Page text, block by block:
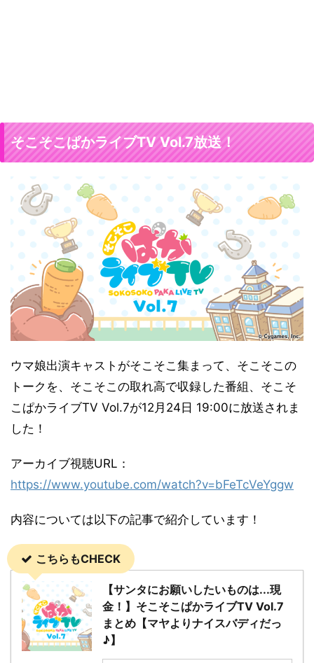
そこそこぱかライブTV Vol.7放送！
ウマ娘出演キャストがそこそこ集まって、そこそこの
トークを、そこそこの取れ高で収録した番組、そこそ
こぱかライブTV Vol.7が12月24日 19:00に放送されま
した！
アーカイブ視聴URL：
https://www.youtube.com/watch?v=bFeTcVeYggw
内容については以下の記事で紹介しています！
こちらもCHECK
【サンタにお願いしたいものは...現
金！】そこそこぱかライブTV Vol.7
まとめ【マヤよりナイスバディだっ
♪】